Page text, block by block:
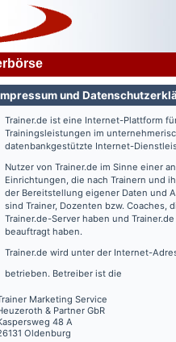
und
Trainer.de ist eine Internet-Plattform
Trainingsleistungen im
datenbankgestützte Internet-
Nutzer von Trainer.de im Sinne einer
Einrichtungen, die nach Trainern und
der Bereitstellung eigener Daten und
sind Trainer, Dozenten bzw.
Trainer.de-Server haben und Trainer.de
beauftragt haben.
Trainer.de wird unter der Internet-
betrieben. Betreiber ist die
Marketing Service
& Partner GbR
48 A
Oldenburg